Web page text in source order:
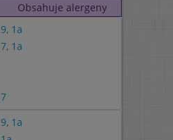
Obsahuje alergeny
9, 1a
7, 1a
7
9, 1a